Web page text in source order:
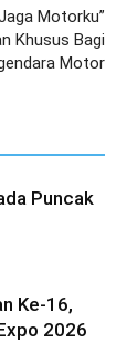
Motorku”
Khusus Bagi
Motor
Puncak
Ke-16,
2026